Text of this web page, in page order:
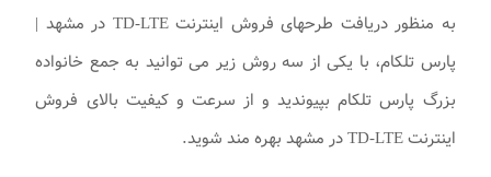
به منظور دریافت طرحهای فروش اینترنت TD-LTE در مشهد |
پارس تلکام، با یکی از سه روش زیر می توانید به جمع خانواده
بزرگ پارس تلکام بپیوندید و از سرعت و کیفیت بالای فروش
اینترنت TD-LTE در مشهد بهره مند شوید.